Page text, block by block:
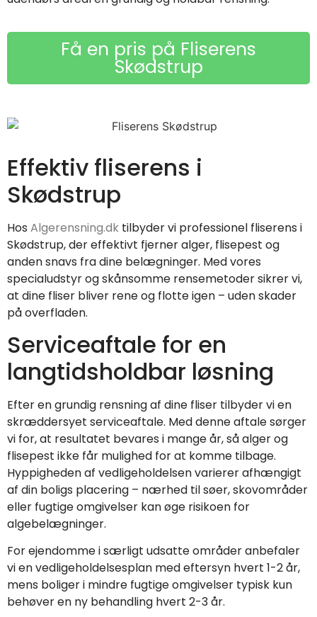
Få en pris på Fliserens
Skødstrup
Effektiv fliserens i
Skødstrup
Hos Algerensning.dk tilbyder vi professionel fliserens i
Skødstrup, der effektivt fjerner alger, flisepest og
anden snavs fra dine belægninger. Med vores
specialudstyr og skånsomme rensemetoder sikrer vi,
at dine fliser bliver rene og flotte igen – uden skader
på overfladen.
Serviceaftale for en
langtidsholdbar løsning
Efter en grundig rensning af dine fliser tilbyder vi en
skræddersyet serviceaftale. Med denne aftale sørger
vi for, at resultatet bevares i mange år, så alger og
flisepest ikke får mulighed for at komme tilbage.
Hyppigheden af vedligeholdelsen varierer afhængigt
af din boligs placering – nærhed til søer, skovområder
eller fugtige omgivelser kan øge risikoen for
algebelægninger.
For ejendomme i særligt udsatte områder anbefaler
vi en vedligeholdelsesplan med eftersyn hvert 1-2 år,
mens boliger i mindre fugtige omgivelser typisk kun
behøver en ny behandling hvert 2-3 år.